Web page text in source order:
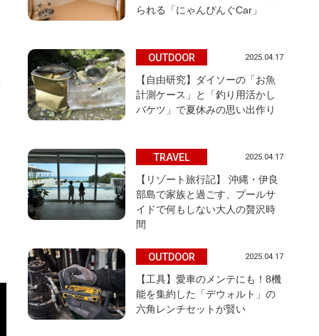
られる「にゃんぴんぐCar」
OUTDOOR 2025.04.17
【自由研究】ダイソーの「お魚
計測ケース」と「釣り用活かし
バケツ」で夏休みの思い出作り
TRAVEL 2025.04.17
【リゾート旅行記】 沖縄・伊良
部島で家族と過ごす、プールサ
イドで何もしない大人の贅沢時
間
OUTDOOR 2025.04.17
【工具】愛車のメンテにも！8機
能を集約した「デウォルト」の
六角レンチセットが賢い